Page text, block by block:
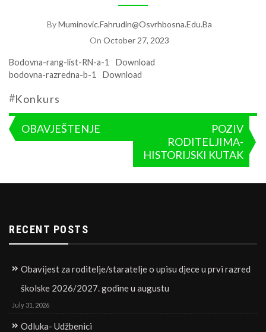
ByMuminovic.fahrudin@osvrhbosna.edu.ba
On October 27, 2023
Bodovna-rang-list-RN-a-1
Download
bodovna-razredna-b-1
Download
#Konkurs
Post
OBAVJEŠTENJE
POZIV
RODITELJIMA-
HISTORIJSKI KUTAK
RECENT POSTS
Obavijest za roditelje/staratelje o upisu djece u prvi razred
školske 2026/2027. godine u augustu
July 31, 2026
Odluka- Udžbenici